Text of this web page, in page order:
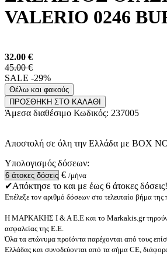
VALERIO 0246
32.00 €
45.00 €
SALE -29%
Θέλω και φακούς
ΠΡΟΣΘΗΚΗ ΣΤΟ ΚΑΛΑΘΙ
Άμεσα διαθέσιμο Κωδικός: 237005
Αποστολή σε όλη την Ελλάδα με BOX
Υπολογισμός δόσεων:
€ /μήνα
✔Απόκτησε το και με έως 6 άτοκες δόσεις!
Επέλεξε τον αριθμό δόσεων στο τελευταίο βήμα της
Η ΜΑΡΚΑΚΗΣ Ι & Α Ε.Ε και το Markakis.gr τηρούν
ασφαλείας της Ε.Ε.
Όλα τα επώνυμα προϊόντα παρέχονται από τους
Ελλάδας και συνοδεύονται από τα σήμα CE,